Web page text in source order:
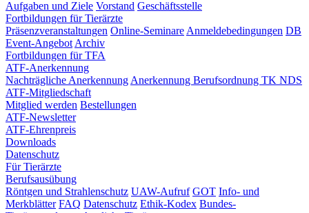
Aufgaben und Ziele Vorstand Geschäftsstelle
Fortbildungen für Tierärzte
Präsenzveranstaltungen Online-Seminare Anmeldebedingungen DB
Event-Angebot Archiv
Fortbildungen für TFA
ATF-Anerkennung
Nachträgliche Anerkennung Anerkennung Berufsordnung TK NDS
ATF-Mitgliedschaft
Mitglied werden Bestellungen
ATF-Newsletter
ATF-Ehrenpreis
Downloads
Datenschutz
Für Tierärzte
Berufsausübung
Röntgen und Strahlenschutz UAW-Aufruf GOT Info- und
Merkblätter FAQ Datenschutz Ethik-Kodex Bundes-